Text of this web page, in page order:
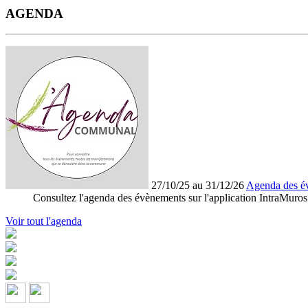
AGENDA
27/10/25 au 31/12/26 Agenda des
Consultez l'agenda des évènements sur l'application IntraMuros
Voir tout l'agenda